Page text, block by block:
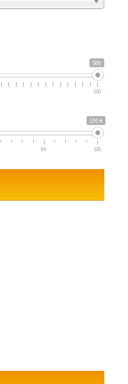
500
500
100 €
84 100